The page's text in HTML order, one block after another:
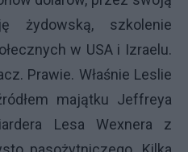
żydowską, szkolenie
w USA i Izraelu.
Prawie. Właśnie Leslie
majątku Jeffreya
Lesa Wexnera z